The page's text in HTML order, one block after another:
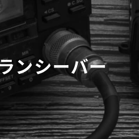
ンシーバー